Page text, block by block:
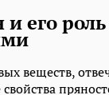
его
веществ,